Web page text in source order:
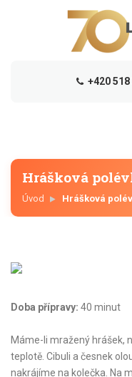
+420 518
Hrášková
Úvod Hrášková
Doba přípravy: 40 minut
Máme-li mražený hrášek,
teplotě. Cibuli a česnek
nakrájíme na kolečka. Na